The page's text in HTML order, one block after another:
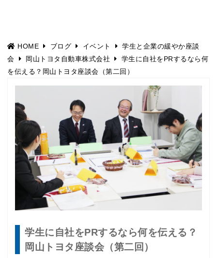
HOME ブログ イベント
学生と企業の緩やか座談
会
岡山トヨタ自動車株式会社
学生に自社をPRするなら何
を伝える？岡山トヨタ座談会（第二回）
学生に自社をPRするなら何を伝える？
岡山トヨタ座談会（第二回）